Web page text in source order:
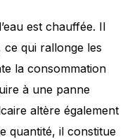
est chauffée. Il
qui rallonge les
la consommation
à une panne
altère également
quantité, il constitue